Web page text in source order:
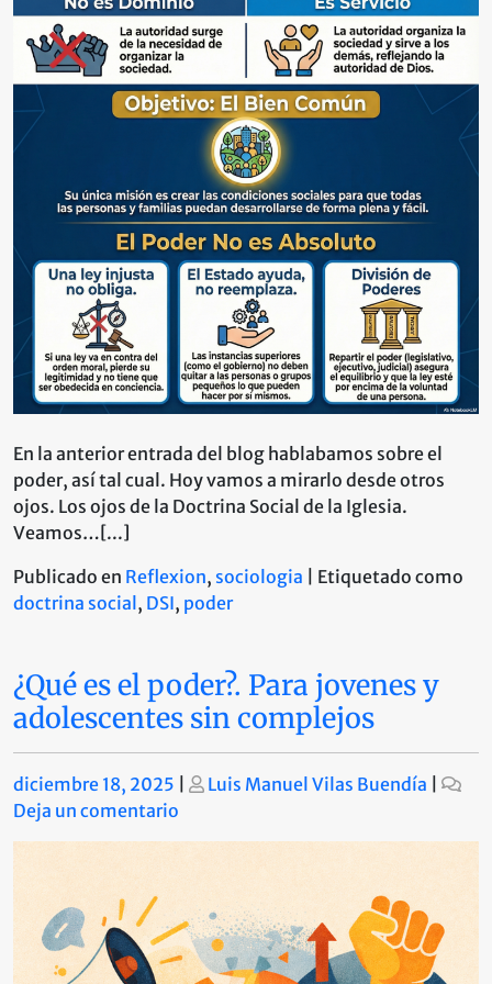
es
dios,
el
Estado
tu
padre
En la anterior entrada del blog hablabamos sobre el
poder, así tal cual. Hoy vamos a mirarlo desde otros
ojos. Los ojos de la Doctrina Social de la Iglesia.
Veamos…[...]
Publicado en Reflexion, sociologia
Etiquetado como
doctrina social , DSI, poder
¿Qué es el poder?. Para jovenes y
adolescentes sin complejos
Publicado
diciembre 18, 2025 Publicado
Luis Manuel Vilas Buendía
Deja un comentario
¿Qué
poder?.
Para
jovenes